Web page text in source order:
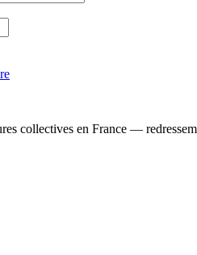
collectives en France —